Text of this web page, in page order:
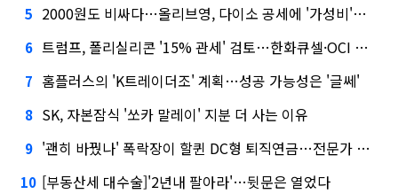
5 2000원도 비싸다…올리브영, 다이소 공세에 '가성비'로 맞불
6 트럼프, 폴리실리콘 '15% 관세' 검토…한화큐셀·OCI 영향은?
7 홈플러스의 'K트레이더조' 계획…성공 가능성은 '글쎄'
8 SK, 자본잠식 '쏘카 말레이' 지분 더 사는 이유
9 '괜히 바꿨나' 폭락장이 할퀸 DC형 퇴직연금…전문가 조언은
10 [부동산세 대수술]'2년내 팔아라'…뒷문은 열었다